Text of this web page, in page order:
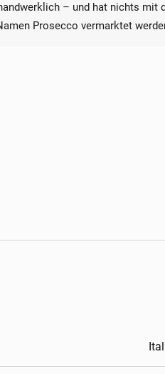
– und hat nichts mit
Prosecco vermarktet